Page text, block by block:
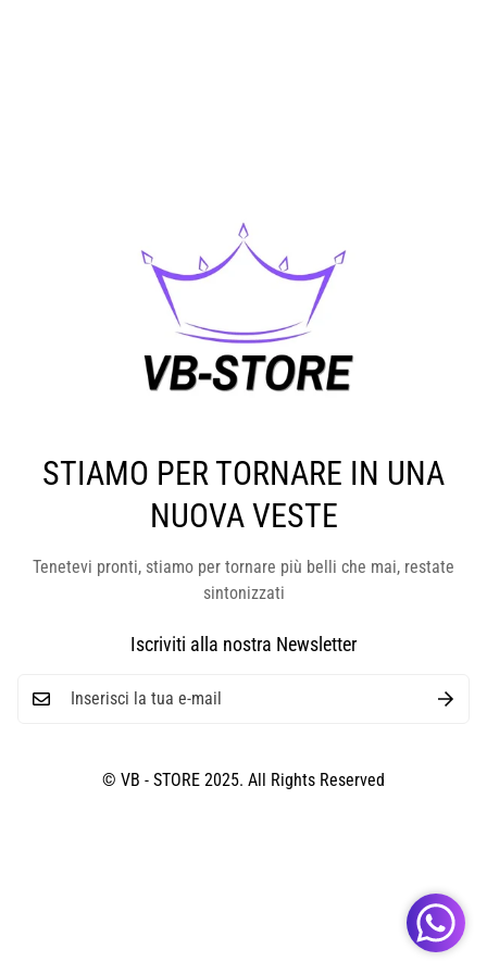
STIAMO PER TORNARE IN UNA
NUOVA VESTE
Tenetevi pronti, stiamo per tornare più belli che mai, restate
sintonizzati
Iscriviti alla nostra Newsletter
© VB - STORE 2025. All Rights Reserved